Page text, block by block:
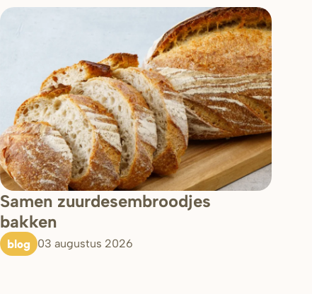
Samen zuurdesembroodjes
bakken
blog 03 augustus 2026